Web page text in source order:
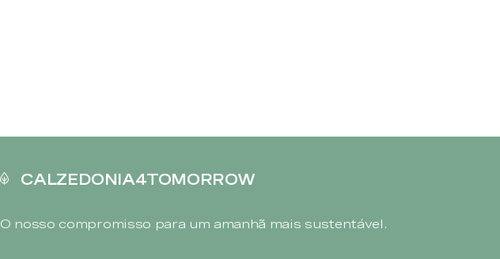
CALZEDONIA4TOMORROW
O nosso compromisso para um amanhã mais sustentável.